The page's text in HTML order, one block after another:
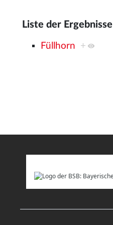
Liste der Ergebnisse
Füllhorn +